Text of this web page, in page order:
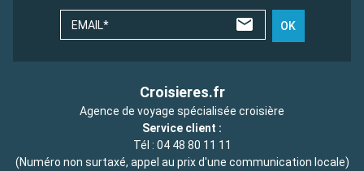
EMAIL* OK
Croisieres.fr
Agence de voyage spécialisée croisière
Service client :
Tél : 04 48 80 11 11
(Numéro non surtaxé, appel au prix d'une communication locale)